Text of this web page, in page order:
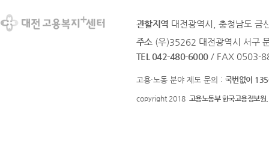
관할지역 대전광역시, 충청남도 금
주소 (우)35262 대전광역시 서구
TEL 042-480-6000 / FAX 0503-
고용·노동 분야 제도 문의 : 국번없이
copyright 2018 고용노동부 한국고용정보원.